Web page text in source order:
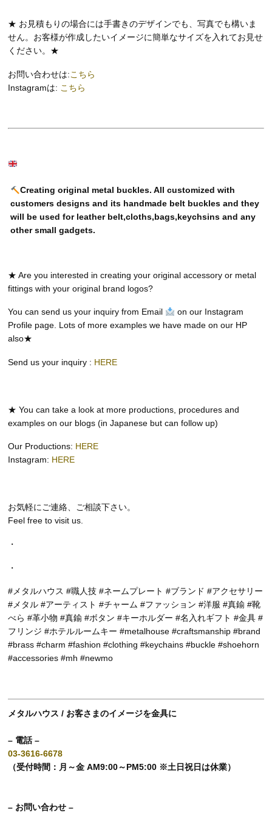
★ お見積もりの場合には手書きのデザインでも、写真でも構いま
せん。お客様が作成したいイメージに簡単なサイズを入れてお見せ
ください。★
お問い合わせは:こちら
Instagramは: こちら
Creating original metal buckles. All customized with
customers designs and its handmade belt buckles and they
will be used for leather belt,cloths,bags,keychsins and any
other small gadgets.
★ Are you interested in creating your original accessory or metal
fittings with your original brand logos?
You can send us your inquiry from Email
on our Instagram
Profile page. Lots of more examples we have made on our HP
also★
Send us your inquiry : HERE
★ You can take a look at more productions, procedures and
examples on our blogs (in Japanese but can follow up)
Our Productions: HERE
Instagram: HERE
お気軽にご連絡、ご相談下さい。
Feel free to visit us.
・
・
#メタルハウス #職人技 #ネームプレート #ブランド #アクセサリー
#メタル #アーティスト #チャーム #ファッション #洋服 #真鍮 #靴
べら #革小物 #真鍮 #ボタン #キーホルダー #名入れギフト #金具 #
フリンジ #ホテルルームキー #metalhouse #craftsmanship #brand
#brass #charm #fashion #clothing #keychains #buckle #shoehorn
#accessories #mh #newmo
メタルハウス / お客さまのイメージを金具に
– 電話 –
03-3616-6678
（受付時間：月～金 AM9:00～PM5:00 ※土日祝日は休業）
– お問い合わせ –